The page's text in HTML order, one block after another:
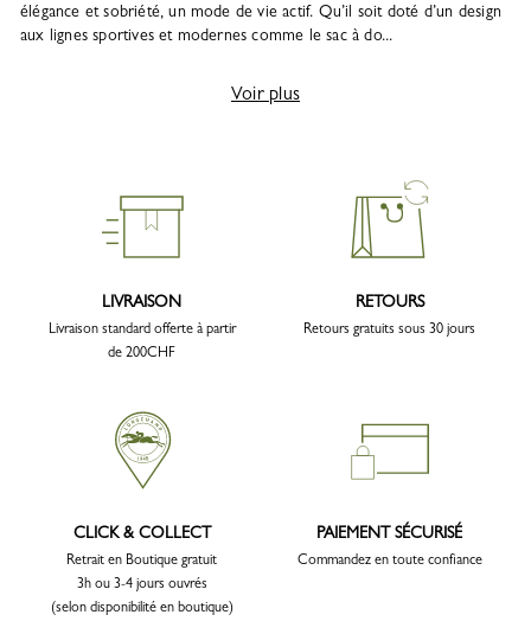
élégance et sobriété, un mode de vie actif. Qu’il soit doté d’un design
aux lignes sportives et modernes comme le sac à do...
Voir plus
LIVRAISON
Livraison standard offerte à partir
de 200CHF
RETOURS
Retours gratuits sous 30 jours
CLICK & COLLECT
Retrait en Boutique gratuit
3h ou 3-4 jours ouvrés
(selon disponibilité en boutique)
PAIEMENT SÉCURISÉ
Commandez en toute confiance